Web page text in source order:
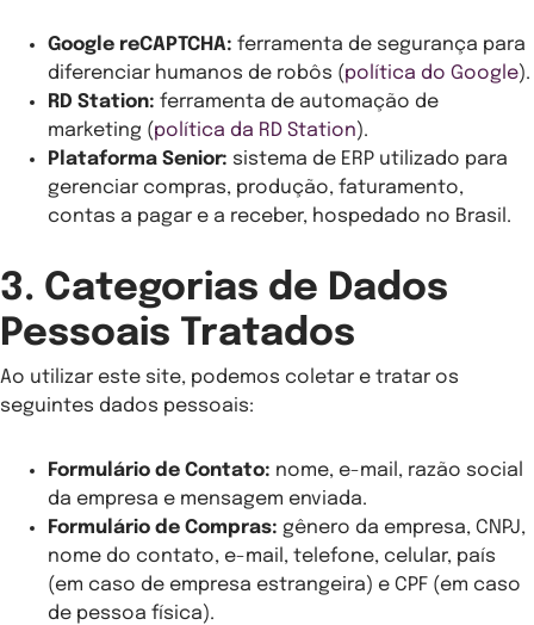
Google reCAPTCHA: ferramenta de segurança para
diferenciar humanos de robôs (política do Google).
RD Station: ferramenta de automação de
marketing (política da RD Station).
Plataforma Senior: sistema de ERP utilizado para
gerenciar compras, produção, faturamento,
contas a pagar e a receber, hospedado no Brasil.
3. Categorias de Dados
Pessoais Tratados
Ao utilizar este site, podemos coletar e tratar os
seguintes dados pessoais:
Formulário de Contato: nome, e-mail, razão social
da empresa e mensagem enviada.
Formulário de Compras: gênero da empresa, CNPJ,
nome do contato, e-mail, telefone, celular, país
(em caso de empresa estrangeira) e CPF (em caso
de pessoa física).